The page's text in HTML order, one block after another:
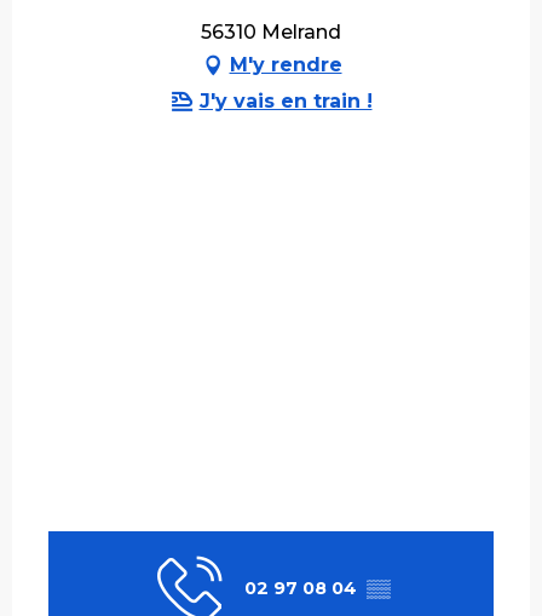
56310 Melrand
M'y rendre
J'y vais en train !
02 97 08 04 ▒▒